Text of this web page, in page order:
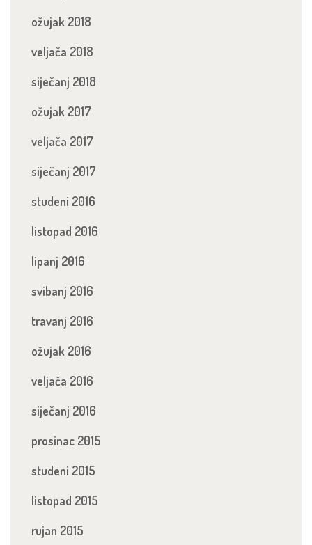
ožujak 2018
veljača 2018
siječanj 2018
ožujak 2017
veljača 2017
siječanj 2017
studeni 2016
listopad 2016
lipanj 2016
svibanj 2016
travanj 2016
ožujak 2016
veljača 2016
siječanj 2016
prosinac 2015
studeni 2015
listopad 2015
rujan 2015